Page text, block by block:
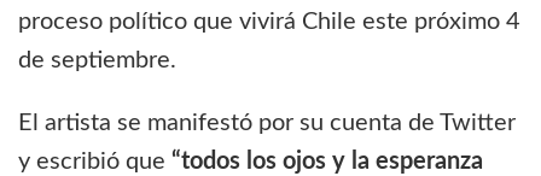
proceso político que vivirá Chile este próximo 4
de septiembre.
El artista se manifestó por su cuenta de Twitter
y escribió que “todos los ojos y la esperanza